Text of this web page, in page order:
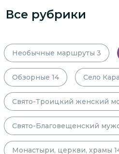
Все рубрики
Необычные маршруты 3
Обзорные 14 Село
Свято-Троицкий женский
Свято-Благовещенский
Монастыри, церкви, храмы